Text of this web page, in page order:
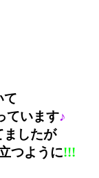
て
ています♪
ましたが
つように!!!